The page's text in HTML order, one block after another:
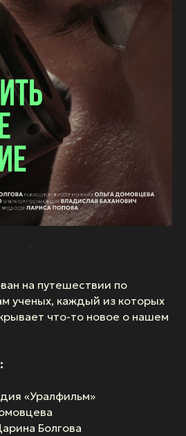
на путешествии по
ученых, каждый из которых
что-то новое о нашем
«Уралфильм»
Болгова